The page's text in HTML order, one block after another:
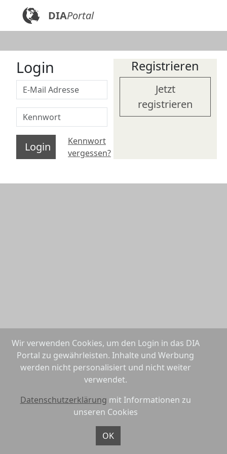
DIAPortal
Login
Login
Kennwort
vergessen?
Registrieren
Jetzt
registrieren
Datenschutzerklärung
Wir verwenden Cookies, um den Login in das DIA
Portal zu gewährleisten. Inhalte und Werbung
werden nicht personalisiert und nicht weiter
verwendet.
Datenschutzerklärung mit Informationen zu
unseren Cookies
OK